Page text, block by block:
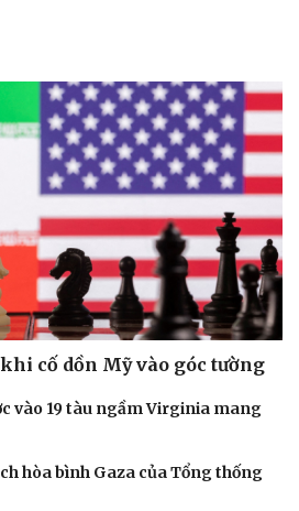
cố dồn Mỹ vào góc tường
vào 19 tàu ngầm Virginia mang
hòa bình Gaza của Tổng thống